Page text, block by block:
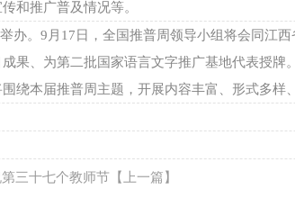
和推广普及情况等。
办。9月17日，全国推普周领导小组将会同江
果、为第二批国家语言文字推广基地代表授牌
绕本届推普周主题，开展内容丰富、形式多样
【上一篇】
三十七个教师节